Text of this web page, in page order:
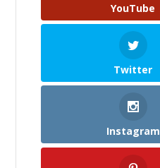
YouTube
Twitter
Instagram